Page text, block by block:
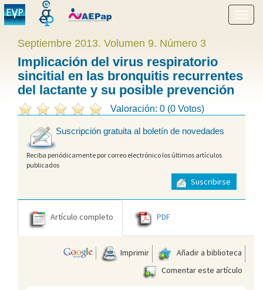
menú
Septiembre 2013. Volumen 9. Número 3
Implicación del virus respiratorio
sincitial en las bronquitis recurrentes
del lactante y su posible prevención
Valoración: 0 (0 Votos)
Suscripción gratuita al boletín de novedades
Reciba periódicamente por correo electrónico los últimos artículos
publicados
Suscribirse
Artículo completo PDF
Imprimir
Añadir a biblioteca
Comentar este artículo